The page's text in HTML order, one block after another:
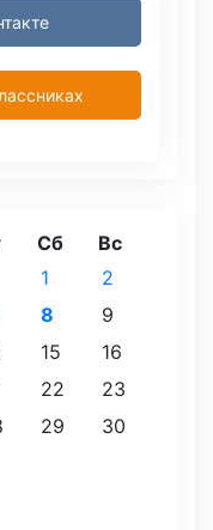
Сб Вс
1
2
8
9
15
16
22
23
29
30